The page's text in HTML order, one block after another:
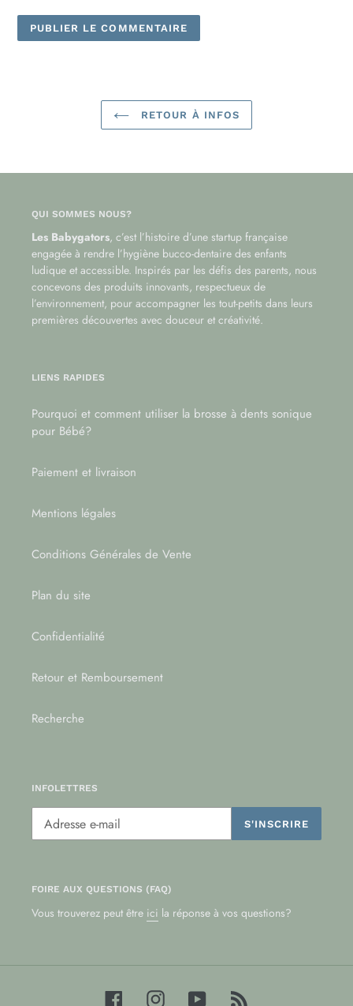
RETOUR À INFOS
QUI SOMMES NOUS?
Les Babygators, c’est l’histoire d’une startup française
engagée à rendre l’hygiène bucco-dentaire des enfants
ludique et accessible. Inspirés par les défis des parents, nous
concevons des produits innovants, respectueux de
l’environnement, pour accompagner les tout-petits dans leurs
premières découvertes avec douceur et créativité.
LIENS RAPIDES
Pourquoi et comment utiliser la brosse à dents sonique
pour Bébé?
Paiement et livraison
Mentions légales
Conditions Générales de Vente
Plan du site
Confidentialité
Retour et Remboursement
Recherche
INFOLETTRES
S'INSCRIRE
FOIRE AUX QUESTIONS (FAQ)
Vous trouverez peut être ici la réponse à vos questions?
FacebookInstagramYouTube